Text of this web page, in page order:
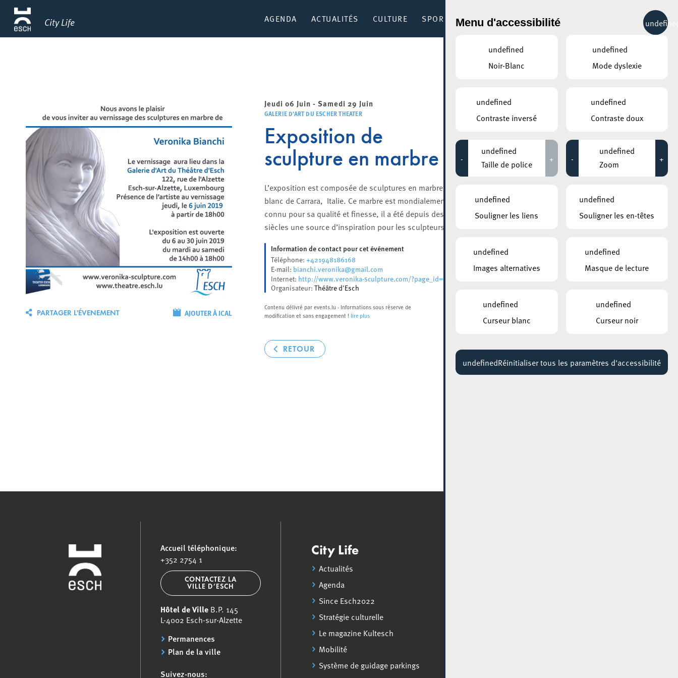
City Life AGENDA ACTUALITÉS CULTURE SPORT & RÉCRÉATION MOBILITÉ
AJOUTER À ICAL
PARTAGER L'ÉVENEMENT
Jeudi 06 Juin - Samedi 29 Juin
GALERIE D’ART DU ESCHER THEATER
Exposition de
sculpture en marbre
L’exposition est composée de sculptures en marbre
blanc de Carrara, Italie. Ce marbre est mondialement
connu pour sa qualité et finesse, il a été depuis des
siècles une source d’inspiration pour les sculpteurs.
Information de contact pour cet événement
Téléphone: +421948186168
E-mail: bianchi.veronika@gmail.com
Internet: http://www.veronika-sculpture.com/?page_id=110
Organisateur: Théâtre d'Esch
Contenu délivré par events.lu - Informations sous réserve de
modification et sans engagement ! lire plus
RETOUR
AUTRES ÉVÉNEMENTS
ROCKHAL – ETABLISSEMENT PUBLIC
CENTRE DE MUSIQUES AMPLIFIÉES
STAR WARS – A NEW
HOPE
Femmes, sports et égalité? –
Table ronde
Accueil téléphonique:
+352 2754 1
CONTACTEZ LA
VILLE D’ESCH
Hôtel de Ville B.P. 145
L-4002 Esch-sur-Alzette
Permanences
Plan de la ville
Suivez-nous:
City Life
Actualités
Agenda
Since Esch2022
Stratégie culturelle
Le magazine Kultesch
Mobilité
Système de guidage parkings
25°C
Menu d'accessibilité
undefined
Noir-Blanc
undefined
Mode dyslexie
undefined
Contraste inversé
undefined
Contraste doux
-
undefined
Taille de police
+ -
undefined
Zoom
+
undefined
Souligner les liens
undefined
Souligner les en-têtes
undefined
Images alternatives
undefined
Masque de lecture
undefined
Curseur blanc
undefined
Curseur noir
undefinedRéinitialiser tous les paramètres d'accessibilité